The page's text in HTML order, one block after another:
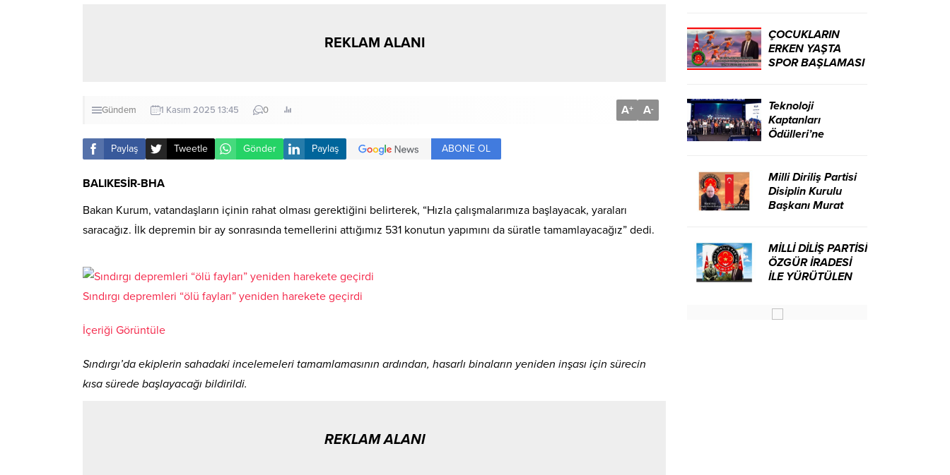
REKLAM ALANI
Gündem 1 Kasım 2025 13:45 0 A+ A-
Paylaş Tweetle Gönder Paylaş ABONE OL
BALIKESİR-BHA
Bakan Kurum, vatandaşların içinin rahat olması gerektiğini belirterek, “Hızla çalışmalarımıza başlayacak, yaraları
saracağız. İlk depremin bir ay sonrasında temellerini attığımız 531 konutun yapımını da süratle tamamlayacağız” dedi.
Sındırgı depremleri “ölü fayları” yeniden harekete geçirdi
İçeriği Görüntüle
Sındırgı’da ekiplerin sahadaki incelemeleri tamamlamasının ardından, hasarlı binaların yeniden inşası için sürecin
kısa sürede başlayacağı bildirildi.
REKLAM ALANI
ÇOCUKLARIN
ERKEN YAŞTA
SPOR BAŞLAMASI
UZAK TUTUMUŞ
OLACAKTIR
Teknoloji
Kaptanları
Ödülleri’ne
Milli Diriliş Partisi
Disiplin Kurulu
Başkanı Murat
Basın Açıklaması
MİLLİ DİLİŞ PARTİSİ
ÖZGÜR İRADESİ
İLE YÜRÜTÜLEN
OLUŞUMUDUR